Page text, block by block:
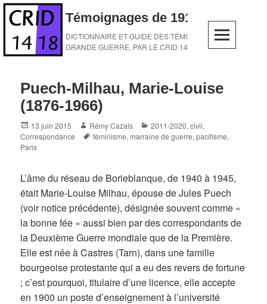
Skip
content
Témoignages de 1914-1918
DICTIONNAIRE ET GUIDE DES TÉMOINS DE LA
GRANDE GUERRE, PAR LE CRID 14-18
Puech-Milhau, Marie-Louise
(1876-1966)
Posted
on
13 juin 2015 Author
Rémy Cazals Categories
2011-2020,civil,
Correspondance
Tags
féminisme,marraine de guerre,pacifisme,
Paris
L’âme du réseau de Borieblanque, de 1940 à 1945,
était Marie-Louise Milhau, épouse de Jules Puech
(voir notice précédente), désignée souvent comme «
la bonne fée » aussi bien par des correspondants de
la Deuxième Guerre mondiale que de la Première.
Elle est née à Castres (Tarn), dans une famille
bourgeoise protestante qui a eu des revers de fortune
; c’est pourquoi, titulaire d’une licence, elle accepte
en 1900 un poste d’enseignement à l’université